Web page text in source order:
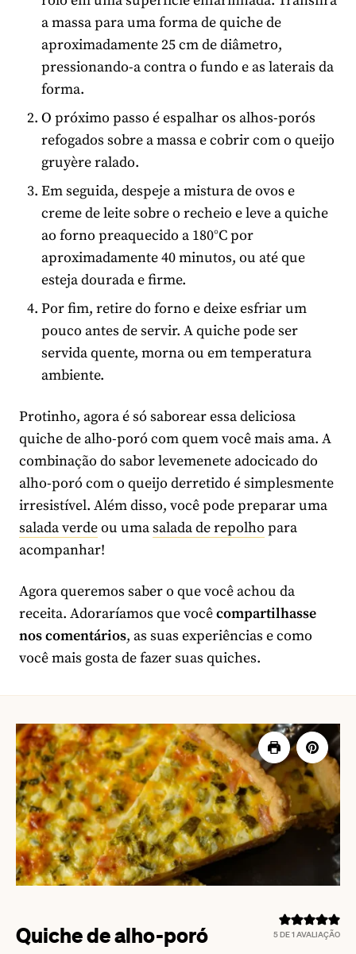
a massa para uma forma de quiche de
aproximadamente 25 cm de diâmetro,
pressionando-a contra o fundo e as laterais da
forma.
O próximo passo é espalhar os alhos-porós
refogados sobre a massa e cobrir com o queijo
gruyère ralado.
Em seguida, despeje a mistura de ovos e
creme de leite sobre o recheio e leve a quiche
ao forno preaquecido a 180°C por
aproximadamente 40 minutos, ou até que
esteja dourada e firme.
Por fim, retire do forno e deixe esfriar um
pouco antes de servir. A quiche pode ser
servida quente, morna ou em temperatura
ambiente.
Protinho, agora é só saborear essa deliciosa
quiche de alho-poró com quem você mais ama. A
combinação do sabor levemenete adocicado do
alho-poró com o queijo derretido é simplesmente
irresistível. Além disso, você pode preparar uma
salada verdeou umasalada de repolho para
acompanhar!
Agora queremos saber o que você achou da
receita. Adoraríamos que vocêcompartilhasse
nos comentários, as suas experiências e como
você mais gosta de fazer suas quiches.
5DE 1 AVALIAÇÃO
Quiche de alho-poró